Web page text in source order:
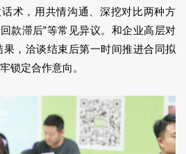
术，用共情沟通、深挖对比两种方
回款滞后”等常见异议。和企业高层对
，洽谈结束后第一时间推进合同拟
锁定合作意向。